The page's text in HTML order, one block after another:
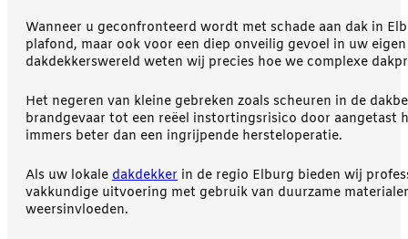
Wanneer u geconfronteerd wordt met schade aan dak in
plafond, maar ook voor een diep onveilig gevoel in uw
dakdekkerswereld weten wij precies hoe we complexe
Het negeren van kleine gebreken zoals scheuren in de
brandgevaar tot een reëel instortingsrisico door
immers beter dan een ingrijpende hersteloperatie.
Als uw lokale dakdekker in de regio Elburg bieden wij
vakkundige uitvoering met gebruik van duurzame
weersinvloeden.